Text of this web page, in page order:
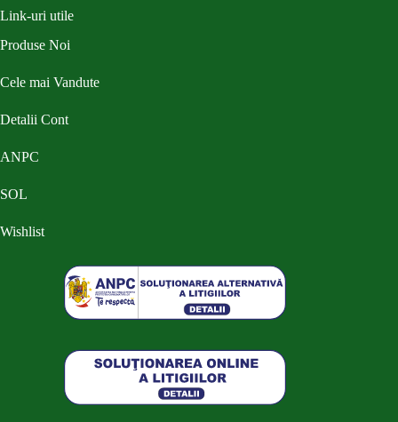
Link-uri utile
Produse Noi
Cele mai Vandute
Detalii Cont
ANPC
SOL
Wishlist